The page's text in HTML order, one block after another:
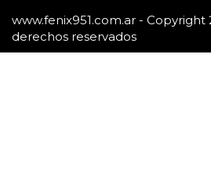
www.fenix951.com.ar - Copyright
derechos reservados